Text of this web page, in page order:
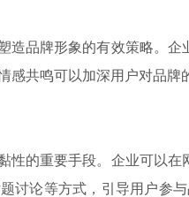
造品牌形象的有效策略。
感共鸣可以加深用户对品牌
性的重要手段。企业可以
讨论等方式，引导用户参